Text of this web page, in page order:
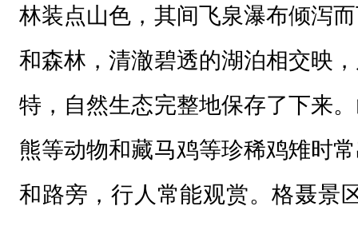
林装点山色，其间飞泉瀑布倾泻
和森林，清澈碧透的湖泊相交映
特，自然生态完整地保存了下来
熊等动物和藏马鸡等珍稀鸡雉时
和路旁，行人常能观赏。格聂景